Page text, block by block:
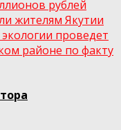
рублей
жителям Якутии
проведет
районе по факту